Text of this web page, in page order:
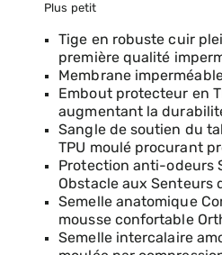
Plus petit
Gamme d’ajustement du
Tige en robuste cuir
première qualité
Membrane
Embout protecteur en
augmentant la
Sangle de soutien du
TPU moulé procurant
Protection anti-odeurs
Obstacle aux Senteurs
Semelle anatomique
mousse confortable
Semelle intercalaire